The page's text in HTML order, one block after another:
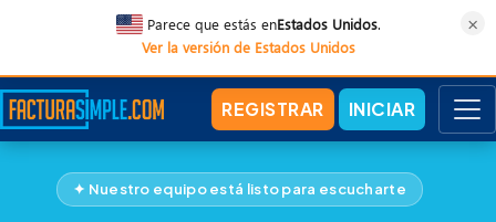
Parece que estás enEstados Unidos.
Ver la versión de Estados Unidos
×
REGISTRAR INICIAR
✦ Nuestro equipo está listo para escucharte